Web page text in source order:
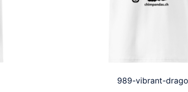
989-vibrant-